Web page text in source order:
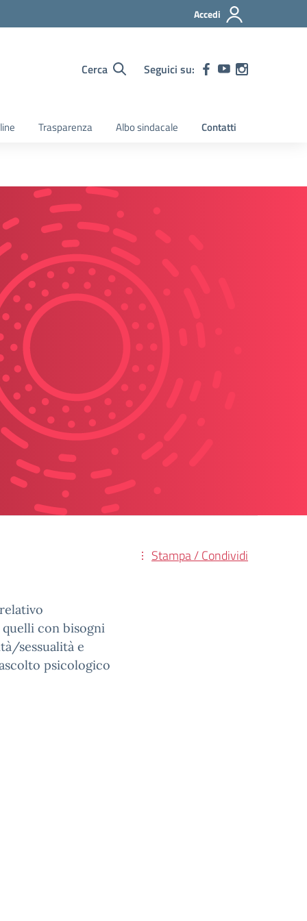
Accedi
Cerca Seguici su:
Trasparenza Albo sindacale Contatti
Stampa / Condividi
con bisogni
sessualità e
psicologico